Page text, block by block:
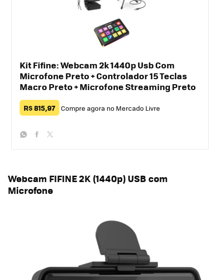
Kit Fifine: Webcam 2k 1440p Usb Com
Microfone Preto + Controlador 15 Teclas
Macro Preto + Microfone Streaming Preto
R$ 815,97 Compre agora no Mercado Livre
Webcam FIFINE 2K (1440p) USB com
Microfone